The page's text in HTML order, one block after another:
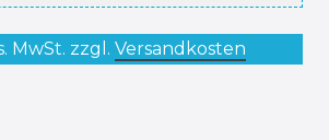
MwSt. zzgl. Versandkosten